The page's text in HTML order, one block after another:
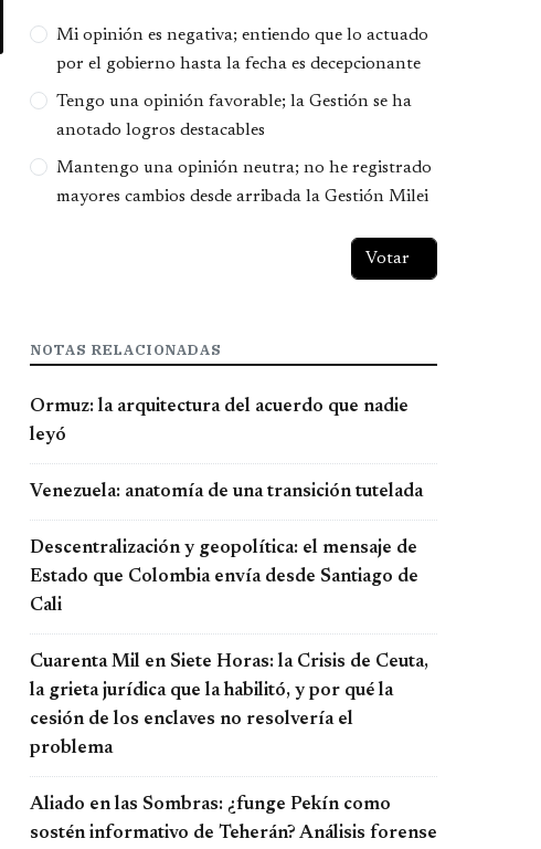
Opciones
Mi opinión es negativa; entiendo que lo actuado
por el gobierno hasta la fecha es decepcionante
Tengo una opinión favorable; la Gestión se ha
anotado logros destacables
Mantengo una opinión neutra; no he registrado
mayores cambios desde arribada la Gestión Milei
NOTAS RELACIONADAS
Ormuz: la arquitectura del acuerdo que nadie
leyó
Venezuela: anatomía de una transición tutelada
Descentralización y geopolítica: el mensaje de
Estado que Colombia envía desde Santiago de
Cali
Cuarenta Mil en Siete Horas: la Crisis de Ceuta,
la grieta jurídica que la habilitó, y por qué la
cesión de los enclaves no resolvería el
problema
Aliado en las Sombras: ¿funge Pekín como
sostén informativo de Teherán? Análisis forense